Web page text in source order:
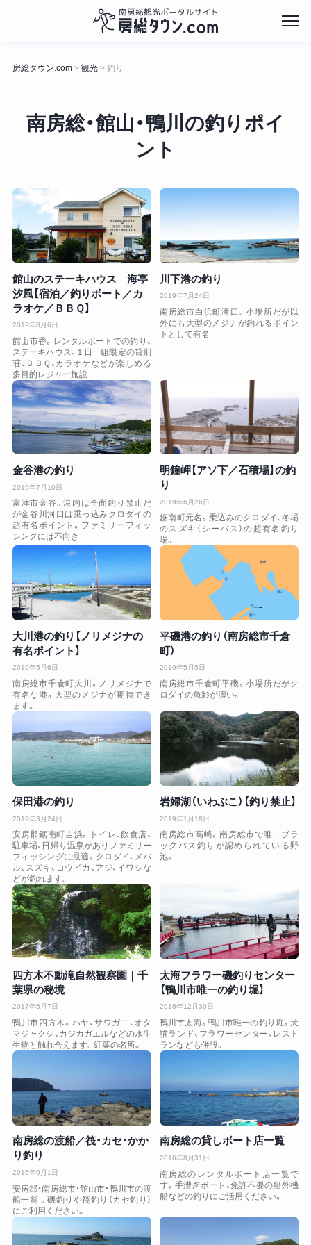
ン
房総タウン.com> 観光> 釣り
南房総・館山・鴨川の釣りポイ
ント
館山のステーキハウス 海亭
汐風【宿泊／釣りボート／カ
ラオケ／ＢＢＱ】
2019年8月6日
館山市香。レンタルボートでの釣り、
ステーキハウス、１日一組限定の貸別
荘、ＢＢＱ、カラオケなどが楽しめる
多目的レジャー施設
川下港の釣り
2019年7月24日
南房総市白浜町滝口。小場所だが以
外にも大型のメジナが釣れるポイン
トとして有名
金谷港の釣り
2019年7月10日
富津市金谷。港内は全面釣り禁止だ
が金谷川河口は乗っ込みクロダイの
超有名ポイント。ファミリーフィッ
シングには不向き
明鐘岬【アソ下／石積場】の釣
り
2019年6月26日
鋸南町元名。乗込みのクロダイ、冬場
のスズキ（シーバス）の超有名釣り
場。
大川港の釣り【ノリメジナの
有名ポイント】
2019年5月6日
南房総市千倉町大川。ノリメジナで
有名な港。大型のメジナが期待でき
ます。
平磯港の釣り（南房総市千倉
町）
2019年5月5日
南房総市千倉町平磯。小場所だがク
ロダイの魚影が濃い。
保田港の釣り
2019年3月24日
安房郡鋸南町吉浜。トイレ、飲食店、
駐車場、日帰り温泉がありファミリー
フィッシングに最適。クロダイ、メバ
ル、スズキ、コウイカ、アジ、イワシな
どが釣れます。
岩婦湖（いわぶこ）【釣り禁止】
2019年1月18日
南房総市高崎。南房総市で唯一ブラ
ックバス釣りが認められている野
池。
四方木不動滝自然観察園｜千
葉県の秘境
2017年6月7日
鴨川市四方木。ハヤ、サワガニ、オタ
マジャクシ、カジカガエルなどの水生
生物と触れ合えます。紅葉の名所。
太海フラワー磯釣りセンター
【鴨川市唯一の釣り堀】
2016年12月30日
鴨川市太海。鴨川市唯一の釣り堀。犬
猫ランド、フラワーセンター、レスト
ランなども併設。
南房総の渡船／筏・カセ・かか
り釣り
2016年9月1日
安房郡・南房総市・館山市・鴨川市の渡
船一覧 。磯釣りや筏釣り（カセ釣り）
にご利用ください。
南房総の貸しボート店一覧
2016年8月31日
南房総のレンタルボート店一覧で
す。手漕ぎボート、免許不要の船外機
船などの釣りにご活用ください。